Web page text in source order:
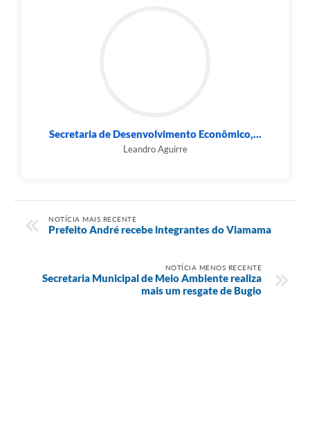
Secretaria de Desenvolvimento Econômico,...
Leandro Aguirre
NOTÍCIA MAIS RECENTE
Prefeito André recebe integrantes do Viamama
NOTÍCIA MENOS RECENTE
Secretaria Municipal de Meio Ambiente realiza
mais um resgate de Bugio